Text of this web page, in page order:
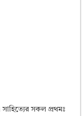
সাহিত্যের সকল প্রথমঃ